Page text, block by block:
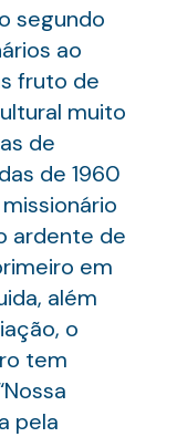
segundo
ao
fruto de
muito
de
de 1960
ardente de
em
além
o
tem
pela